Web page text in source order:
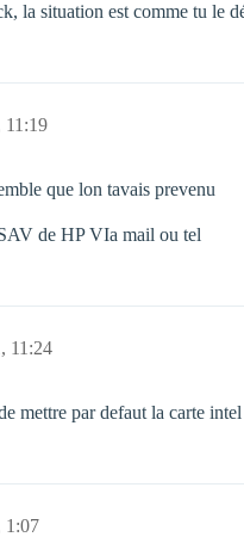
la situation est comme tu le
11:19
que lon tavais prevenu
de HP VIa mail ou tel
11:24
mettre par defaut la carte
1:07